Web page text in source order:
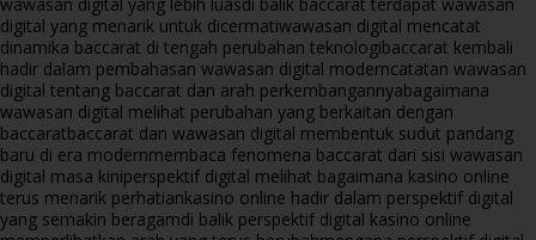
digital yang menarik untuk dicermatiwawasan digital mencatat
dinamika baccarat di tengah perubahan teknologibaccarat kembali
hadir dalam pembahasan wawasan digital moderncatatan wawasan
digital tentang baccarat dan arah perkembangannyabagaimana
wawasan digital melihat perubahan yang berkaitan dengan
baccaratbaccarat dan wawasan digital membentuk sudut pandang
baru di era modernmembaca fenomena baccarat dari sisi wawasan
digital masa kiniperspektif digital melihat bagaimana kasino online
terus menarik perhatiankasino online hadir dalam perspektif digital
yang semakin beragamdi balik perspektif digital kasino online